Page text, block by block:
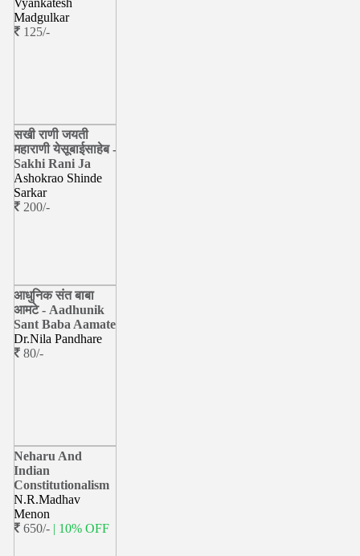
Vyankatesh
Madgulkar
125/-
सखी राणी जयती
महाराणी येसूबाईसाहेब -
Sakhi Rani Ja
Ashokrao Shinde
Sarkar
200/-
आधुनिक संत बाबा
आमटे - Aadhunik
Sant Baba Aamate
Dr.Nila Pandhare
80/-
Neharu And
Indian
Constitutionalism
N.R.Madhav
Menon
650/- | 10% OFF